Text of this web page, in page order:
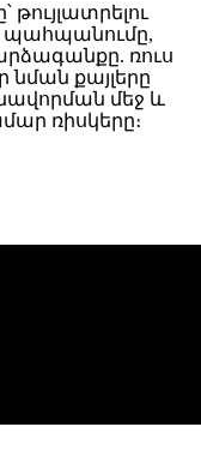
թույլատրելու
պահպանումը,
ռուս
նման քայլերը
մեջ և
ռիսկերը։